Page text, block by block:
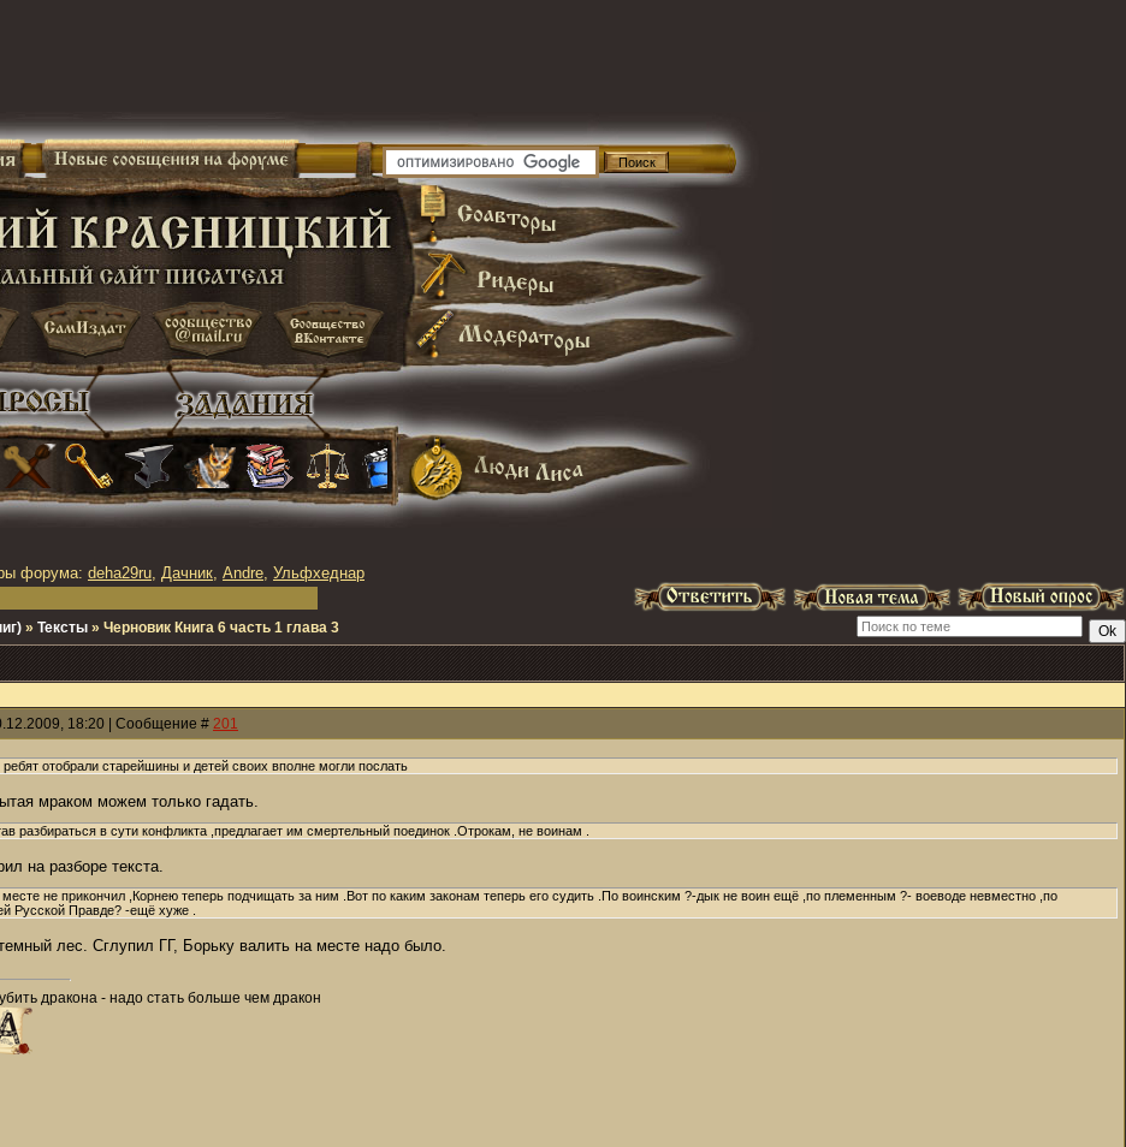
форума: deha29ru, Дачник, Andre, Ульфхеднар
» Тексты » Черновик Книга 6 часть 1 глава 3
18:20 | Сообщение # 201
отобрали старейшины и детей своих вполне могли послать
мраком можем только гадать.
разбираться в сути конфликта ,предлагает им смертельный поединок .Отрокам, не воинам .
на разборе текста.
не прикончил ,Корнею теперь подчищать за ним .Вот по каким законам теперь его судить .По воинским ?-дык не воин ещё ,по племенным ?- воеводе невместно ,по
Русской Правде? -ещё хуже .
лес. Сглупил ГГ, Борьку валить на месте надо было.
дракона - надо стать больше чем дракон